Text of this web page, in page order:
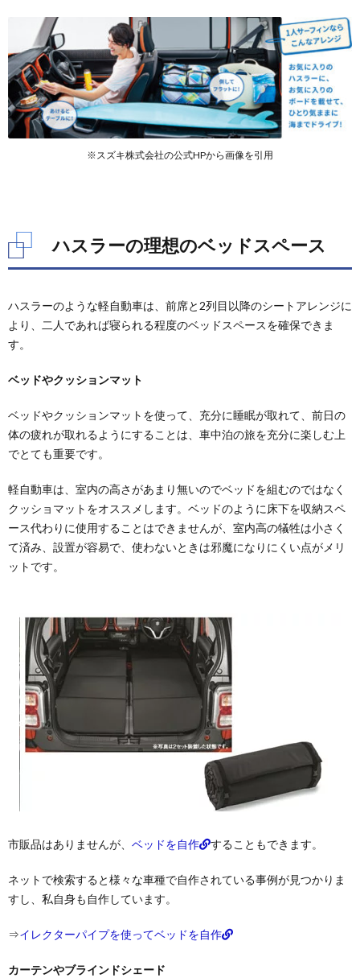
※スズキ株式会社の公式HPから画像を引用
ハスラーの理想のベッドスペース
ハスラーのような軽自動車は、前席と2列目以降のシートアレンジに
より、二人であれば寝られる程度のベッドスペースを確保できま
す。
ベッドやクッションマット
ベッドやクッションマットを使って、充分に睡眠が取れて、前日の
体の疲れが取れるようにすることは、車中泊の旅を充分に楽しむ上
でとても重要です。
軽自動車は、室内の高さがあまり無いのでベッドを組むのではなく
クッショマットをオススメします。ベッドのように床下を収納スペ
ース代わりに使用することはできませんが、室内高の犠牲は小さく
て済み、設置が容易で、使わないときは邪魔になりにくい点がメリ
ットです。
市販品はありませんが、 ベッドを自作 することもできます。
ネットで検索すると様々な車種で自作されている事例が見つかりま
すし、私自身も自作しています。
⇒イレクターパイプを使ってベッドを自作
カーテンやブラインドシェード